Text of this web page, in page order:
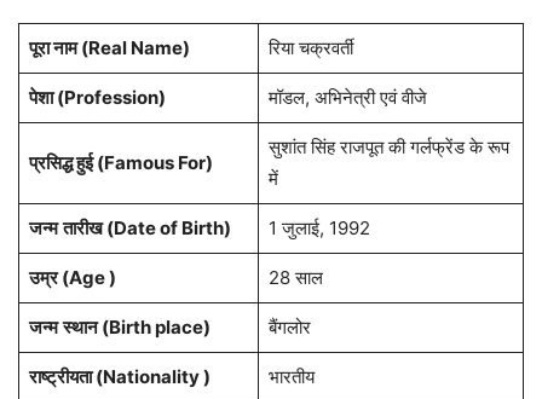
पूरा नाम (Real Name) रिया चक्रवर्ती
पेशा (Profession) मॉडल, अभिनेत्री एवं वीजे
प्रसिद्ध हुई (Famous For)
सुशांत सिंह राजपूत की गर्लफ्रेंड के रूप
में
जन्म तारीख (Date of Birth) 1 जुलाई, 1992
उम्र (Age ) 28 साल
जन्म स्थान (Birth place) बैंगलोर
राष्ट्रीयता (Nationality ) भारतीय